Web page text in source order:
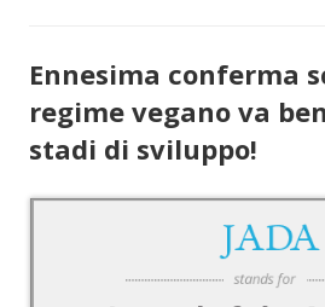
Ennesima conferma
regime vegano va
stadi di sviluppo!